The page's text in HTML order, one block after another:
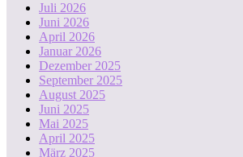
Juli 2026
Juni 2026
April 2026
Januar 2026
Dezember 2025
September 2025
August 2025
Juni 2025
Mai 2025
April 2025
März 2025